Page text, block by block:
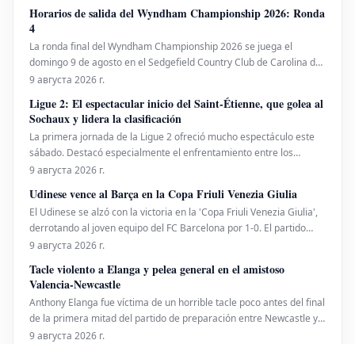
Horarios de salida del Wyndham Championship 2026: Ronda
4
La ronda final del Wyndham Championship 2026 se juega el
domingo 9 de agosto en el Sedgefield Country Club de Carolina del
Norte. A continuación, se detallan los horarios de salida completos
fin con mucho en juego en el Sedg
9 августа 2026 г.
Ligue 2: El espectacular inicio del Saint-Étienne, que golea al
Sochaux y lidera la clasificación
La primera jornada de la Ligue 2 ofreció mucho espectáculo este
sábado. Destacó especialmente el enfrentamiento entre los
antiguos gigantes Sochaux y Saint-Étienne. En Bonal, los "Verts"
clasificación. Un inicio
9 августа 2026 г.
Udinese vence al Barça en la Copa Friuli Venezia Giulia
El Udinese se alzó con la victoria en la 'Copa Friuli Venezia Giulia',
derrotando al joven equipo del FC Barcelona por 1-0. El partido
sirvió para presenciar el debut del fichaje belga Bisiwu y para que
juveniles. El encuentro, d
9 августа 2026 г.
Tacle violento a Elanga y pelea general en el amistoso
Valencia-Newcastle
Anthony Elanga fue víctima de un horrible tacle poco antes del final
de la primera mitad del partido de preparación entre Newcastle y
Valencia este sábado por la noche. La fea acción de José Luis Gayà,
9 августа 2026 г.